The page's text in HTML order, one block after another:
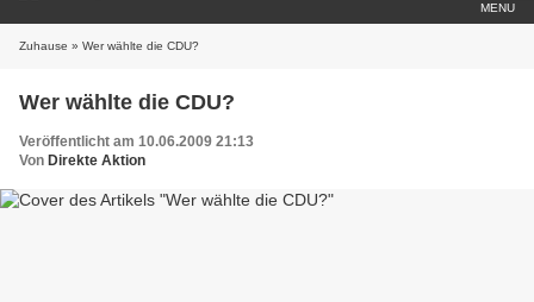
MENU
Zuhause » Wer wählte die CDU?
Wer wählte die CDU?
Veröffentlicht am 10.06.2009 21:13
Von Direkte Aktion